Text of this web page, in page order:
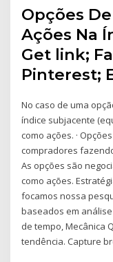
Opções
Ações Na
Get link;
Pinterest;
No caso de uma
índice subjacente
como ações. ·
compradores
As opções são
como ações.
focamos nossa
baseados em
de tempo, Mecânica
tendência. Capture